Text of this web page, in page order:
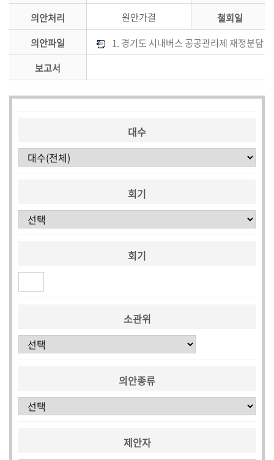
색
안
색
의안처리
원안가결
철회일
의안파일
1. 경기도 시내버스 공공관리제 재정분담
보고서
대수
회기
회기
소관위
의안종류
제안자